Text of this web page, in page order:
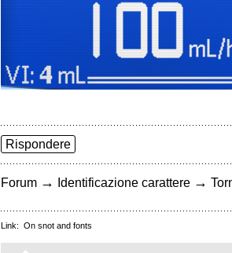
Rispondere
Forum → Identificazione carattere →
Link: On snot and fonts